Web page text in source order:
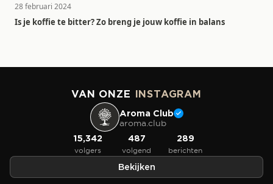
28 februari 2024
Is je koffie te bitter? Zo breng je jouw koffie in balans
VAN ONZE INSTAGRAM
Aroma Club
aroma.club
15,342
volgers
487
volgend
289
berichten
Bekijken